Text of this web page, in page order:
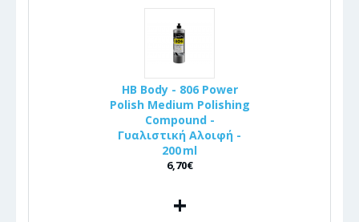
HB Body - 806 Power
Polish Medium Polishing
Compound -
Γυαλιστική Αλοιφή -
200 ml
6,70€
+